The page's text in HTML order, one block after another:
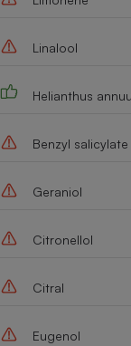
Linalool
Helianthus
Benzyl salicylate
Geraniol
Citronellol
Citral
Eugenol